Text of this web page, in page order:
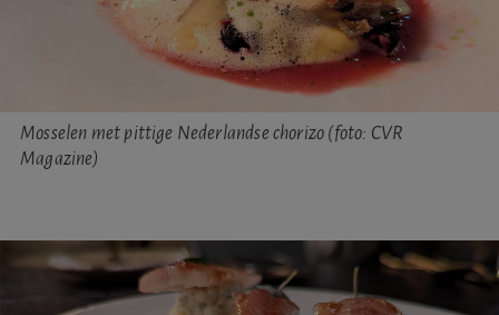
Mosselen met pittige Nederlandse chorizo (foto: CVR
Magazine)